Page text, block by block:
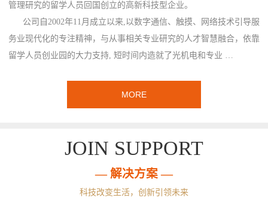
管理研究的留学人员回国创立的高新科技型企业。
公司自2002年11月成立以来,以数字通信、触摸、网络技术引导服
务业现代化的专注精神，与从事相关专业研究的人才智慧融合，依靠
留学人员创业园的大力支持, 短时间内造就了光机电和专业 …
MORE
JOIN SUPPORT
— 解决方案 —
科技改变生活，创新引领未来